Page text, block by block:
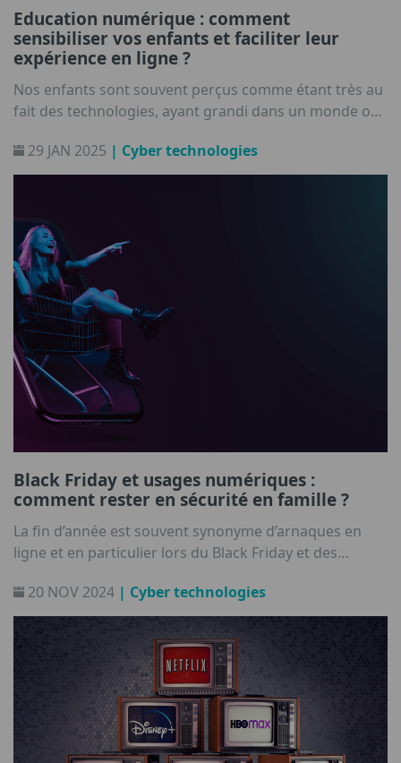
Education numérique : comment
sensibiliser vos enfants et faciliter leur
expérience en ligne ?
Nos enfants sont souvent perçus comme étant très au
fait des technologies, ayant grandi dans un monde où
29 JAN 2025 | Cyber technologies
Black Friday et usages numériques :
comment rester en sécurité en famille ?
La fin d’année est souvent synonyme d’arnaques en
ligne et en particulier lors du Black Friday et des
20 NOV 2024 | Cyber technologies